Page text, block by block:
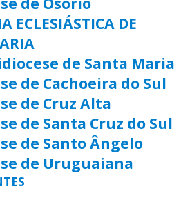
ECLESIÁSTICA DE
de Santa Maria
de Cachoeira do Sul
de Cruz Alta
de Santa Cruz do Sul
de Santo Ângelo
de Uruguaiana